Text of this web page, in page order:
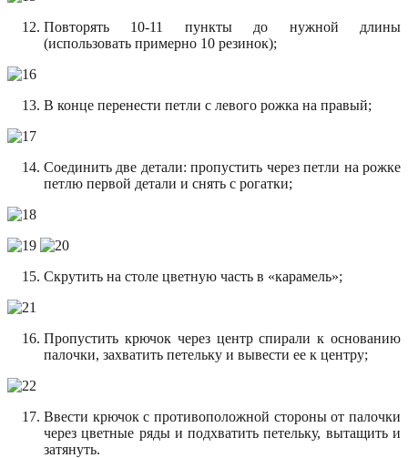
Повторять 10-11 пункты до нужной длины
(использовать примерно 10 резинок);
В конце перенести петли с левого рожка на правый;
Соединить две детали: пропустить через петли на рожке
петлю первой детали и снять с рогатки;
Скрутить на столе цветную часть в «карамель»;
Пропустить крючок через центр спирали к основанию
палочки, захватить петельку и вывести ее к центру;
Ввести крючок с противоположной стороны от палочки
через цветные ряды и подхватить петельку, вытащить и
затянуть.